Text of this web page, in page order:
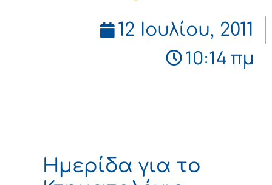
12 Ιουλίου, 2011
10:14 πμ
Ημερίδα για το